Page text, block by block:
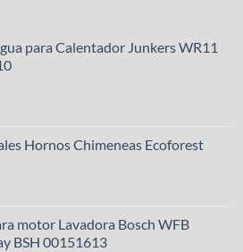
para Calentador Junkers WR11
Hornos Chimeneas Ecoforest
motor Lavadora Bosch WFB
BSH 00151613